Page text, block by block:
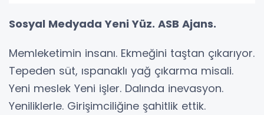
Sosyal Medyada Yeni Yüz. ASB Ajans.
Memleketimin insanı. Ekmeğini taştan çıkarıyor.
Tepeden süt, ıspanaklı yağ çıkarma misali.
Yeni meslek Yeni işler. Dalında inevasyon.
Yeniliklerle. Girişimciliğine şahitlik ettik.